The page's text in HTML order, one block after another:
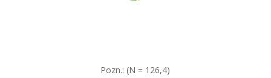
Pozn.: (N = 126,4)